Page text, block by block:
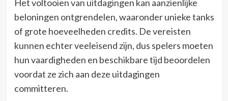
Het voltooien van uitdagingen kan aanzienlijke
beloningen ontgrendelen, waaronder unieke tanks
of grote hoeveelheden credits. De vereisten
kunnen echter veeleisend zijn, dus spelers moeten
hun vaardigheden en beschikbare tijd beoordelen
voordat ze zich aan deze uitdagingen
committeren.